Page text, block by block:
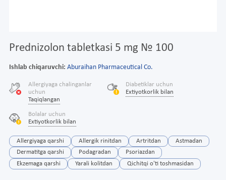
Prednizolon tabletkasi 5 mg № 100
Ishlab chiqaruvchi: Aburaihan Pharmaceutical Co.
Allergiyaga chalinganlar
uchun
Taqiqlangan
Diabetiklar uchun
Extiyotkorlik bilan
Bolalar uchun
Extiyotkorlik bilan
Allergiyaga qarshi Allergik rinitdan Artritdan
Astmadan
Dermatitga qarshi
Podagradan
Psoriazdan
Ekzemaga qarshi
Yarali kolitdan Qichitqi o'ti toshmasidan